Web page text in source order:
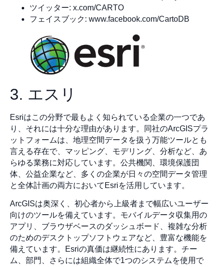
ツイッター: x.com/CARTO
フェイスブック: www.facebook.com/CartoDB
3. エスリ
Esriはこの分野で最もよく知られている企業の一つであ
り、それには十分な理由があります。同社のArcGISプラ
ットフォームは、地理空間データを扱う万能ツールとも
言える存在で、マッピング、モデリング、分析など、あ
らゆる業務に対応しています。公共機関、環境保護団
体、公益企業など、多くの企業が日々の空間データ管理
と全体計画の両方においてEsriを活用しています。
ArcGISは奥深く、初心者から上級者まで幅広いユーザー
向けのツールを備えています。モバイルデータ収集用の
アプリ、ブラウザベースのダッシュボード、複雑な分析
のためのデスクトップソフトウェアなど、豊富な機能を
備えています。Esriの真価は継続性にあります。チー
ム、部門、さらには組織全体で1つのシステムを使用で